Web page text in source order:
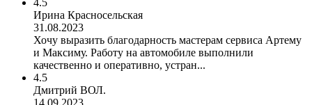
4.5
Ирина Красносельская
31.08.2023
Хочу выразить благодарность мастерам сервиса Артему
и Максиму. Работу на автомобиле выполнили
качественно и оперативно, устран...
4.5
Дмитрий ВОЛ.
14.09.2023